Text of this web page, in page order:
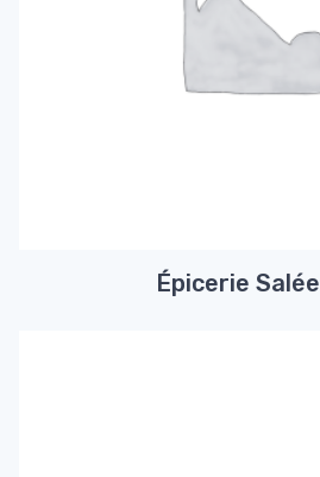
Épicerie Salée